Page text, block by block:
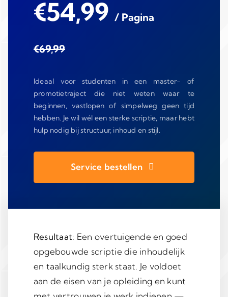
€54,99 / Pagina
€69,99
Ideaal voor studenten in een master- of
promotietraject die niet weten waar te
beginnen, vastlopen of simpelweg geen tijd
hebben. Je wil wél een sterke scriptie, maar hebt
hulp nodig bij structuur, inhoud en stijl.
Service bestellen
Resultaat: Een overtuigende en goed
opgebouwde scriptie die inhoudelijk
en taalkundig sterk staat. Je voldoet
aan de eisen van je opleiding en kunt